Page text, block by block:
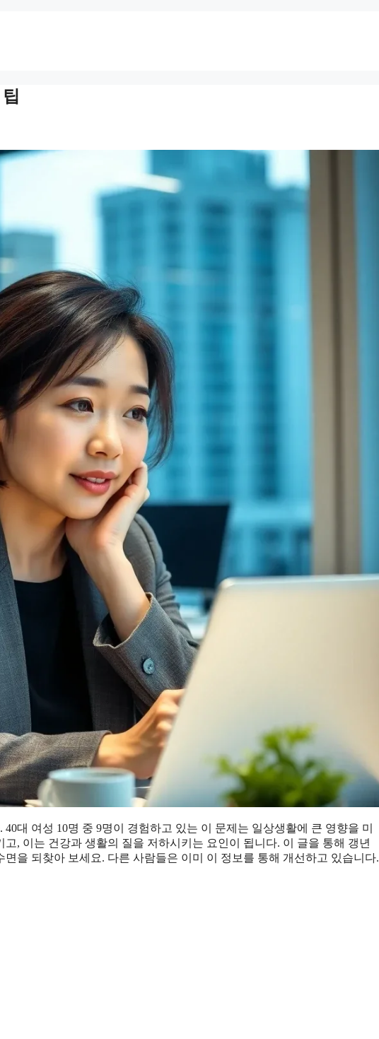
대 여성 10명 중 9명이 경험하고 있는 이 문제는 일상생활에 큰 영향을 미
, 이는 건강과 생활의 질을 저하시키는 요인이 됩니다. 이 글을 통해 갱년
을 되찾아 보세요. 다른 사람들은 이미 이 정보를 통해 개선하고 있습니다.